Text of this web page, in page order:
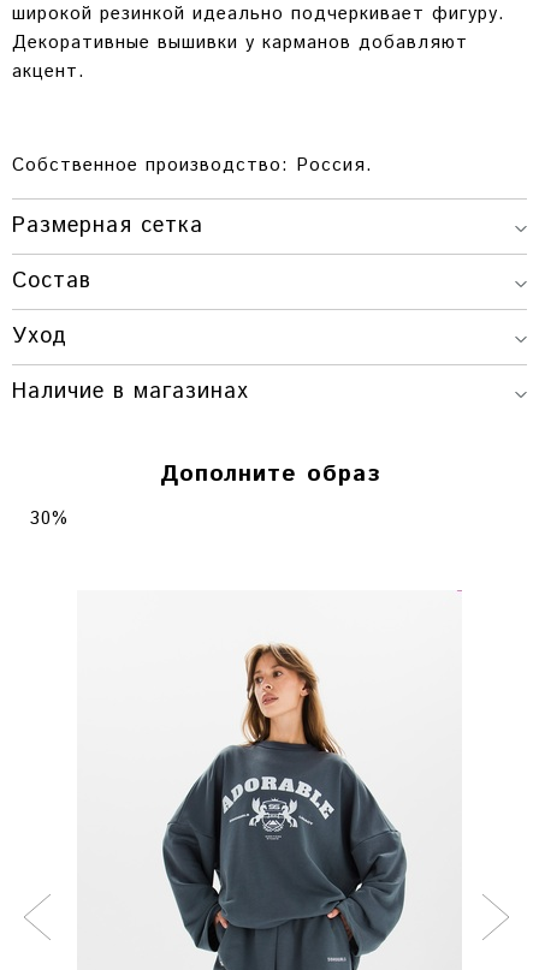
широкой резинкой идеально подчеркивает фигуру.
Декоративные вышивки у карманов добавляют
акцент.
Собственное производство: Россия.
Размерная сетка
РАЗМЕР
XS-S
S-M
37 СМ. 64-68 СМ. 95-100 СМ.
Состав
Уход
Наличие в магазинах
Г. КРАСНОЯРСК, ПР. МИРА, 80 / УЛ.
Дополните образ
30%